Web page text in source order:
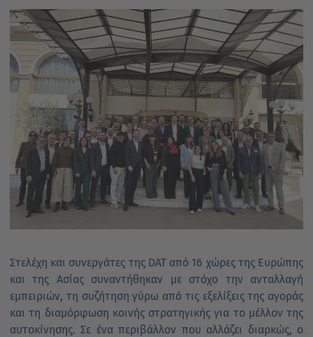
Στελέχη και συνεργάτες της DAT από 16 χώρες της Ευρώπης
και της Ασίας συναντήθηκαν με στόχο την ανταλλαγή
εμπειριών, τη συζήτηση γύρω από τις εξελίξεις της αγοράς
και τη διαμόρφωση κοινής στρατηγικής για το μέλλον της
αυτοκίνησης. Σε ένα περιβάλλον που αλλάζει διαρκώς, ο